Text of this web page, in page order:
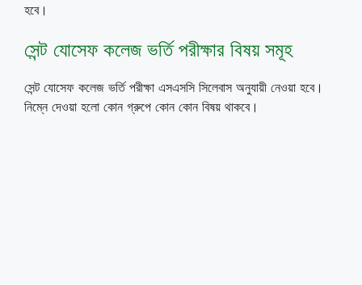
হবে।
সেন্ট যোসেফ কলেজ ভর্তি পরীক্ষার বিষয় সমূহ
সেন্ট যোসেফ কলেজ ভর্তি পরীক্ষা এসএসসি সিলেবাস অনুযায়ী নেওয়া হবে।
নিম্নে দেওয়া হলো কোন গ্রুপে কোন কোন বিষয় থাকবে।